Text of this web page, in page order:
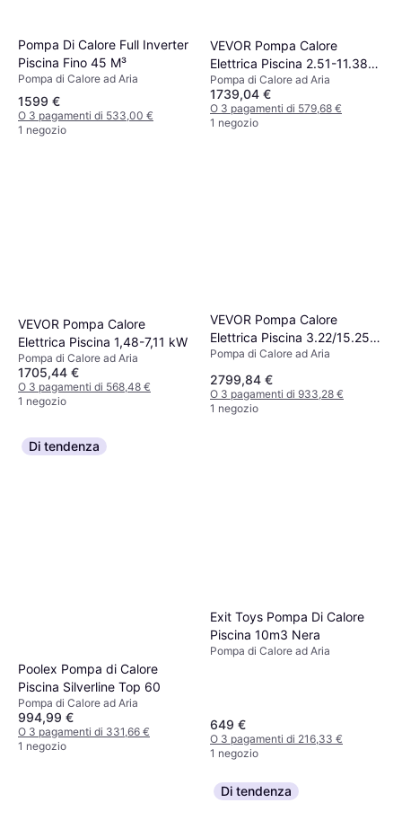
Pompa Di Calore Full Inverter
Piscina Fino 45 M³
Pompa di Calore ad Aria
1599 €
O 3 pagamenti di 533,00 €
1 negozio
VEVOR Pompa Calore
Elettrica Piscina 2.51-11.38
kW
Pompa di Calore ad Aria
1739,04 €
O 3 pagamenti di 579,68 €
1 negozio
VEVOR Pompa Calore
Elettrica Piscina 1,48-7,11 kW
Pompa di Calore ad Aria
1705,44 €
O 3 pagamenti di 568,48 €
1 negozio
VEVOR Pompa Calore
Elettrica Piscina 3.22/15.25
kW
Pompa di Calore ad Aria
2799,84 €
O 3 pagamenti di 933,28 €
1 negozio
Di tendenza
Poolex Pompa di Calore
Piscina Silverline Top 60
Pompa di Calore ad Aria
994,99 €
O 3 pagamenti di 331,66 €
1 negozio
Exit Toys Pompa Di Calore
Piscina 10m3 Nera
Pompa di Calore ad Aria
649 €
O 3 pagamenti di 216,33 €
1 negozio
Di tendenza